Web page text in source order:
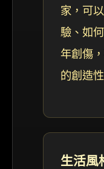
家，可
驗、如
年創傷
的創造
生活風